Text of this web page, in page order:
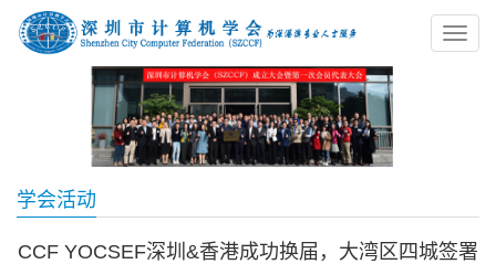
学会活动
CCF YOCSEF深圳&香港成功换届，大湾区四城签署